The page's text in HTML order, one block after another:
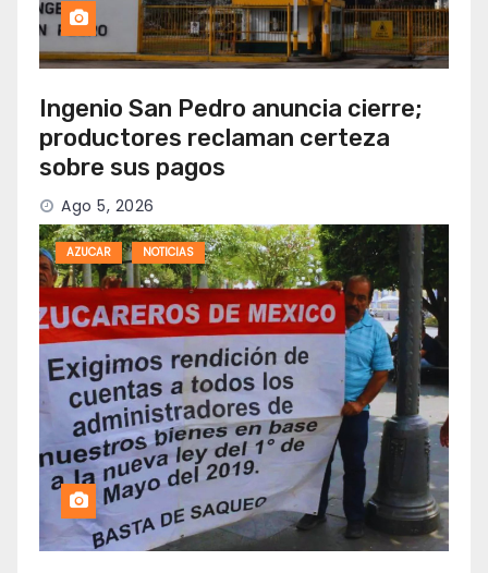
Ingenio San Pedro anuncia cierre;
productores reclaman certeza
sobre sus pagos
Ago 5, 2026
AZUCAR NOTICIAS